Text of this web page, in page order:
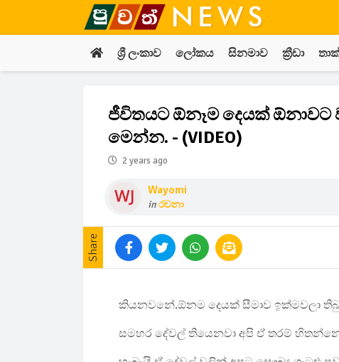
ශ්‍රී ලංකාව ලෝකය සිනමාව ක්‍රීඩා
ජීවිතයට ඕනෑම දෙයක්
මෙන්න. - (VIDEO)
2 years ago
Wayomi
inරචනා
Share
කියනවනේ.ඕනම දෙයක් සීමාව ඉක්මවලා
සමහර දේවල් තියෙනවා අපි ඒ තරම්